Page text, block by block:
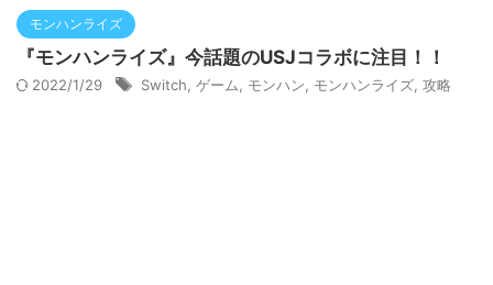
モンハンライズ
『モンハンライズ』今話題のUSJコラボに注目！！
2022/1/29 Switch ゲーム モンハン モンハンライズ 攻略